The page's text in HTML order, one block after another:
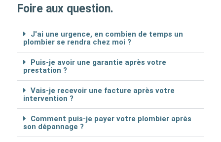
Foire aux question.
J'ai une urgence, en combien de temps un
plombier se rendra chez moi ?
Puis-je avoir une garantie après votre
prestation ?
Vais-je recevoir une facture après votre
intervention ?
Comment puis-je payer votre plombier après
son dépannage ?